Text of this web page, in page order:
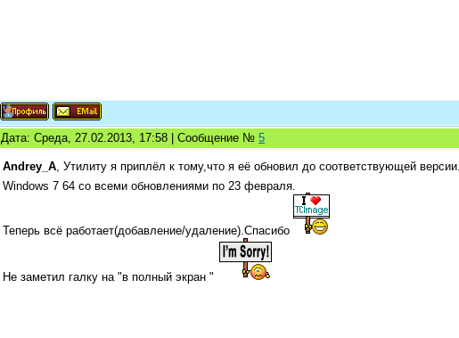
Дата: Среда, 27.02.2013, 17:58 | Сообщение № 5
Andrey_A , Утилиту я приплёл к тому,что я её обновил до соответствующей версии.
Windows 7 64 со всеми обновлениями по 23 февраля.
Теперь всё работает(добавление/удаление).Спасибо
Не заметил галку на "в полный экран "